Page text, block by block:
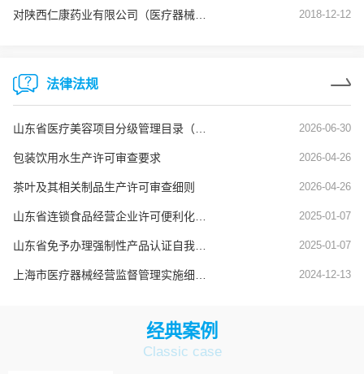
2018-12-12
法律法规
2026-06-30
包装饮用水生产许可审查要求 2026-04-26
茶叶及其相关制品生产许可审查细则 2026-04-26
2025-01-07
2025-01-07
2024-12-13
经典案例
Classic case